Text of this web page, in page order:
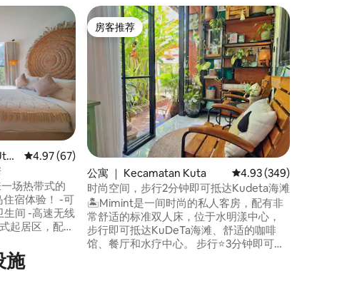
价 平均评分 4.97 分（满分 5 分），共 67 条评价
4.97 (67)
场热带式的
生间 -高速无线
起居区，配备
- 适合家庭使
供的婴儿床
房客推荐
房客推荐
公寓 ｜ Kecamatan Kuta 平均评分 4.93 分（满
4.93 (349)
时尚空间，步行2分钟即可抵达Kudeta海滩
🏝️Mimint是一间时尚的私人客房，配有非
常舒适的标准双人床，位于水明漾中心，
步行即可抵达KuDeTa海滩、舒适的咖啡
馆、餐厅和水疗中心。 步行⭐️3分钟即可抵
施